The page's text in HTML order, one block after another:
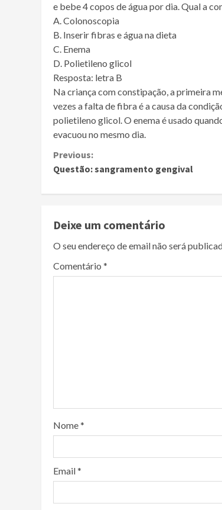
e bebe 4 copos de água por dia. Qual a
A. Colonoscopia
B. Inserir fibras e água na dieta
C. Enema
D. Polietileno glicol
Resposta: letra B
Na criança com constipação, a primeira
vezes a falta de fibra é a causa da
polietileno glicol. O enema é usado
evacuou no mesmo dia.
Continue
Reading
Previous:
Questão: sangramento gengival
Deixe um comentário
O seu endereço de email não será
Comentário *
Nome*
Email*